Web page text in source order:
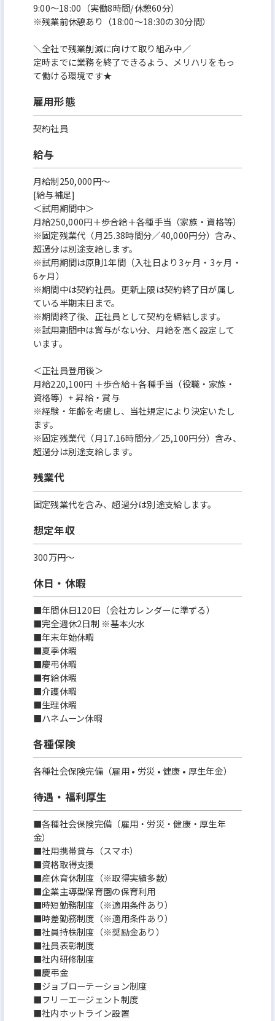
9:00～18:00（実働8時間/休憩60分）
※残業前休憩あり（18:00～18:30の30分間）
＼全社で残業削減に向けて取り組み中／
定時までに業務を終了できるよう、メリハリをもっ
て働ける環境です★
雇用形態
契約社員
給与
月給制250,000円～
[給与補足]
＜試用期間中＞
月給250,000円＋歩合給＋各種手当（家族・資格等）
※固定残業代（月25.38時間分／40,000円分）含み、
超過分は別途支給します。
※試用期間は原則1年間（入社日より3ヶ月・3ヶ月・
6ヶ月）
※期間中は契約社員。更新上限は契約終了日が属し
ている半期末日まで。
※期間終了後、正社員として契約を締結します。
※試用期間中は賞与がない分、月給を高く設定して
います。
＜正社員登用後＞
月給220,100円 ＋歩合給＋各種手当（役職・家族・
資格等）+ 昇給・賞与
※経験・年齢を考慮し、当社規定により決定いたし
ます。
※固定残業代（月17.16時間分／25,100円分）含み、
超過分は別途支給します。
残業代
固定残業代を含み、超過分は別途支給します。
想定年収
300万円〜
休日・休暇
■年間休日120日（会社カレンダーに準ずる）
■完全週休2日制 ※基本火水
■年末年始休暇
■夏季休暇
■慶弔休暇
■有給休暇
■介護休暇
■生理休暇
■ハネムーン休暇
各種保険
各種社会保険完備（雇用 • 労災 • 健康 • 厚生年金）
待遇・福利厚生
■各種社会保険完備（雇用・労災・健康・厚生年
金）
■社用携帯貸与（スマホ）
■資格取得支援
■産休育休制度（※取得実績多数）
■企業主導型保育園の保育利用
■時短勤務制度（※適用条件あり）
■時差勤務制度（※適用条件あり）
■社員持株制度（※奨励金あり）
■社員表彰制度
■社内研修制度
■慶弔金
■ジョブローテーション制度
■フリーエージェント制度
■社内ホットライン設置